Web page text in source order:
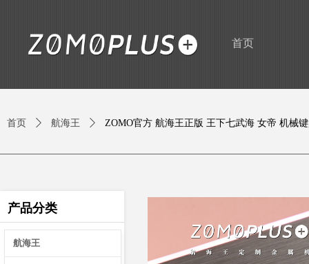
首页
首页 ꄲ 航海王 ꄲ ZOMO官方 航海王正版 王下七武海 女帝 机械
产品分类
航海王